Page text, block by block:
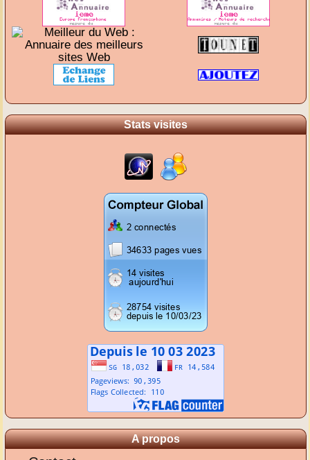
Stats visites
A propos